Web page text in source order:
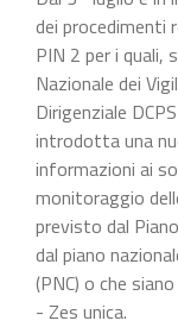
dei procedimenti
PIN 2 per i quali,
Nazionale dei
Dirigenziale
introdotta una
informazioni ai
monitoraggio
previsto dal
dal piano
(PNC) o che
- Zes unica.